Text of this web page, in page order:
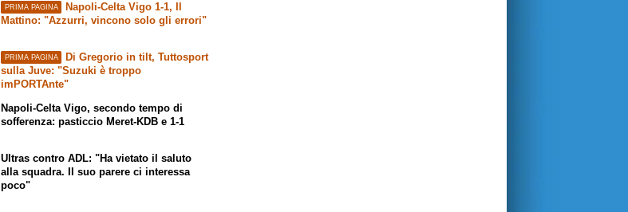
PRIMA PAGINA Napoli-Celta Vigo 1-1,
Mattino: "Azzurri, vincono solo gli errori"
PRIMA PAGINA Di Gregorio in tilt, Tuttosport
sulla Juve: "Suzuki è troppo
imPORTAnte"
Napoli-Celta Vigo, secondo tempo di
sofferenza: pasticcio Meret-KDB e 1-1
Ultras contro ADL: "Ha vietato il saluto
alla squadra. Il suo parere ci interessa
poco"